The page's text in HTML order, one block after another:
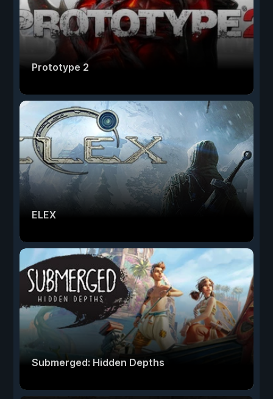
Prototype 2
ELEX
Submerged: Hidden Depths